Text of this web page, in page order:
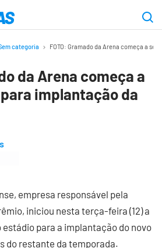
categoria FOTO: Gramado da Arena começa a
da Arena começa a
implantação da
empresa responsável pela
iniciou nesta terça-feira (12) a
para a implantação do novo
do restante da temporada.